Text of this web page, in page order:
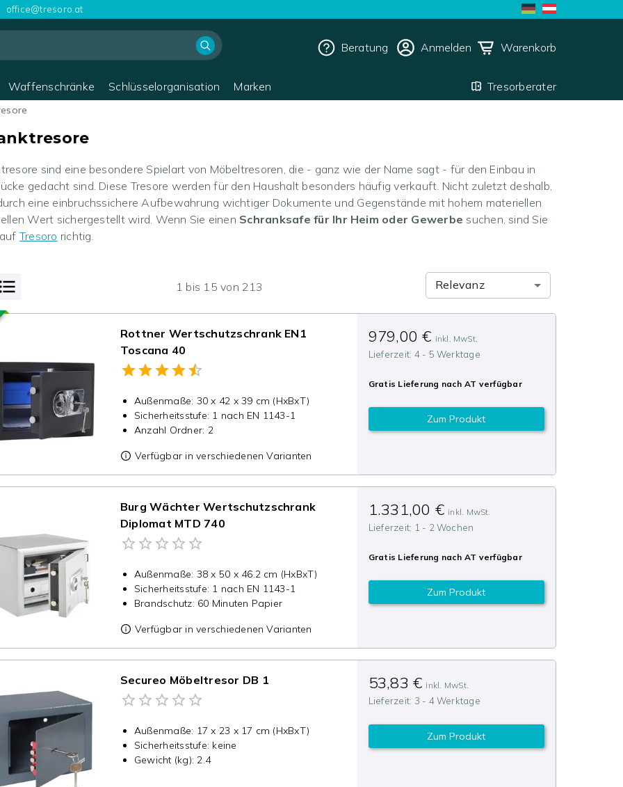
office@tresoro.at
Beratung Anmelden Warenkorb
Waffenschränke Schlüsselorganisation Marken Tresorberater
sind eine besondere Spielart von Möbeltresoren, die - ganz wie der Name sagt - für den Einbau in
gedacht sind. Diese Tresore werden für den Haushalt besonders häufig verkauft. Nicht zuletzt deshalb,
eine einbruchssichere Aufbewahrung wichtiger Dokumente und Gegenstände mit hohem materiellen
Wert sichergestellt wird. Wenn Sie einen Schranksafe für Ihr Heim oder Gewerbe suchen, sind Sie
Tresoro richtig.
1 bis 15 von 213 Relevanz
Rottner Wertschutzschrank EN1
Toscana 40
Außenmaße: 30 x 42 x 39 cm (HxBxT)
Sicherheitsstufe: 1 nach EN 1143-1
Anzahl Ordner: 2
Verfügbar in verschiedenen Varianten
979,00 € inkl. MwSt.
Lieferzeit: 4 - 5 Werktage
Gratis Lieferung nach AT verfügbar
Zum Produkt
Burg Wächter Wertschutzschrank
Diplomat MTD 740
Außenmaße: 38 x 50 x 46.2 cm (HxBxT)
Sicherheitsstufe: 1 nach EN 1143-1
Brandschutz: 60 Minuten Papier
Verfügbar in verschiedenen Varianten
1.331,00 € inkl. MwSt.
Lieferzeit: 1 - 2 Wochen
Gratis Lieferung nach AT verfügbar
Zum Produkt
Secureo Möbeltresor DB 1
Außenmaße: 17 x 23 x 17 cm (HxBxT)
Sicherheitsstufe: keine
Gewicht (kg):2.4
53,83 € inkl. MwSt.
Lieferzeit: 3 - 4 Werktage
Zum Produkt